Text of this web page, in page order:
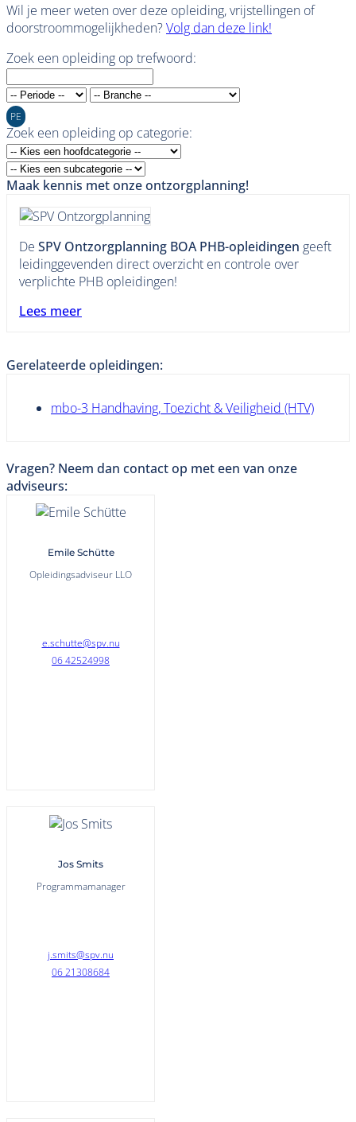
Wil je meer weten over deze opleiding, vrijstellingen of
doorstroommogelijkheden?Volg dan deze link!
Zoek een opleiding op trefwoord:
PE
Zoek een opleiding op categorie:
Maak kennis met onze ontzorgplanning!
De SPV Ontzorgplanning BOA PHB-opleidingen geeft
leidinggevenden direct overzicht en controle over
verplichte PHB opleidingen!
Lees meer
Gerelateerde opleidingen:
mbo-3 Handhaving, Toezicht & Veiligheid (HTV)
Vragen? Neem dan contact op met een van onze
adviseurs:
Emile Schütte
Opleidingsadviseur LLO
e.schutte@spv.nu
06 42524998
Jos Smits
Programmamanager
j.smits@spv.nu
06 21308684